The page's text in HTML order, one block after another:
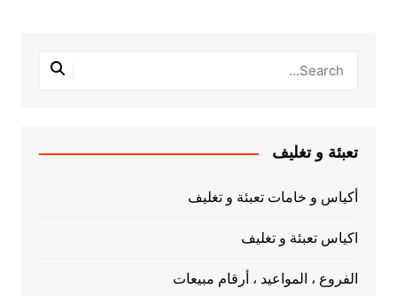
تعبئة و تغليف
أكياس و خامات تعبئة و تغليف
اكياس تعبئة و تغليف
الفروع ، المواعيد ، أرقام مبيعات